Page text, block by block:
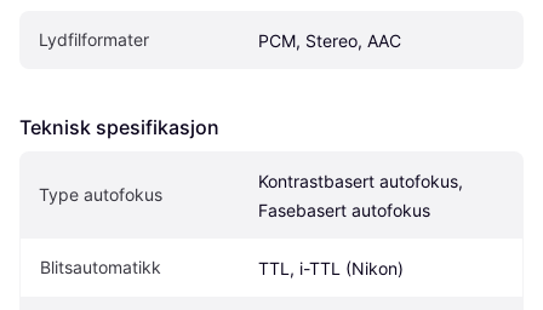
Lydfilformater PCM, Stereo, AAC
Teknisk spesifikasjon
Type autofokus
Kontrastbasert autofokus,
Fasebasert autofokus
Blitsautomatikk TTL, i-TTL (Nikon)